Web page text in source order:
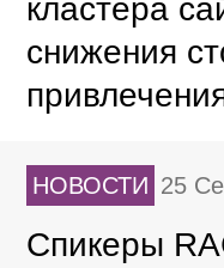
кластера
снижения
НОВОСТИ 25
Спикеры